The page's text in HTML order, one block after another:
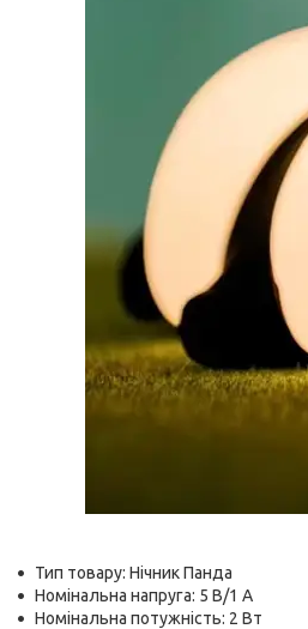
Тип товару: Нічник Панда
Номінальна напруга: 5 В/1 А
Номінальна потужність: 2 Вт